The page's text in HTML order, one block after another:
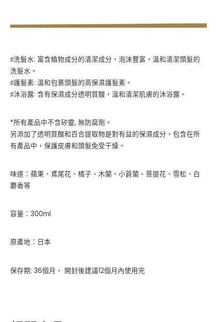
♯洗髮水: 富含植物成分的清潔成分，泡沫豐富，溫和清潔頭髮的
洗髮水。
♯護髮素: 溫和包裹頭髮的高保濕護髮素。
♯沐浴露: 含有保濕成分透明質酸，溫和清潔肌膚的沐浴露。
*所有產品中不含矽靈, 無防腐劑。
另添加了透明質酸和百合提取物是對有益的保濕成分，包含在所
有產品中，保護皮膚和頭髮免受干燥。
味道：蘋果、鳶尾花、橘子、木蘭、小蒼蘭、菩提花、雪松、白
麝香等
容量：300ml
原產地：日本
保存期: 36個月， 開封後建議12個月內使用完